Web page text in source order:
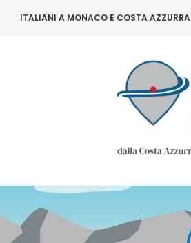
ITALIANI A MONACO E COSTA AZZURRA